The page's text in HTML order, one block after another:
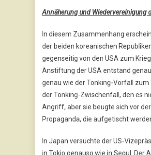
Annäherung und Wiedervereinigung
In diesem Zusammenhang
der beiden koreanischen
gegenseitig von den USA zum
Anstiftung der USA entstand
genau wie der Tonking-Vorfall zum
der Tonking-Zwischenfall, den es
Angriff, aber sie beugte sich vor
Propaganda, die aufgetischt
In Japan versuchte der US-
in Tokio genauso wie in Seoul. Der